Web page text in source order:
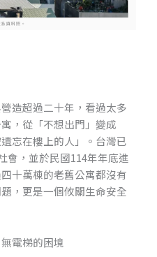
造超過二十年，看過太多
，從「不想出門」變成
忘在樓上的人」。台灣已
會，並於民國114年年底進
十萬棟的老舊公寓都沒有
，更是一個攸關生命安全
電梯的困境